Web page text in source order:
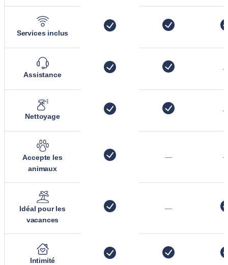
Services inclus
Assistance
Nettoyage
Accepte les
animaux
—
Idéal pour les
vacances
—
Intimité